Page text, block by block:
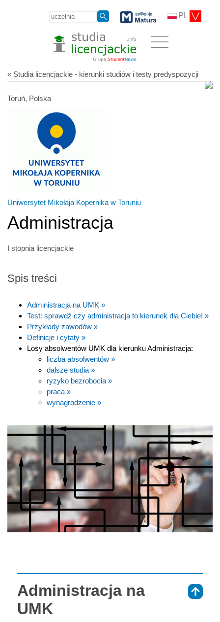
PL
« Studia licencjackie - kierunki studiów i testy predyspozycji
Toruń, Polska
Uniwersytet Mikołaja Kopernika w Toruniu
Administracja
I stopnia licencjackie
Spis treści
Administracja na UMK »
Test: sprawdź czy administracja to kierunek dla Ciebie! »
Przykłady zawodów »
Definicje i cytaty »
Losy absolwentów UMK dla kierunku Administracja:
liczba absolwentów »
dalsze studia »
ryzyko bezrobocia »
praca »
wynagrodzenie »
Administracja na
UMK